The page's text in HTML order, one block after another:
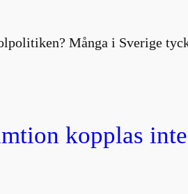
Många i Sverige
kopplas